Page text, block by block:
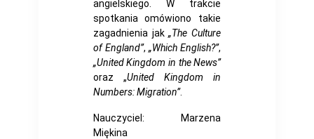
angielskiego. W trakcie
spotkania omówiono takie
zagadnienia jak„The Culture
of England”,„Which English?”,
„United Kingdom in the News”
oraz „United Kingdom in
Numbers: Migration”.
Nauczyciel: Marzena
Miękina